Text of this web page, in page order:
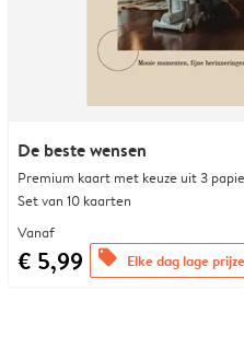
De beste wensen
Premium kaart met keuze uit 3
Set van 10 kaarten
Vanaf
€ 5,99 offers Elke dag lage